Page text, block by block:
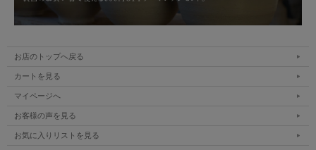
お店のトップへ戻る
カートを見る
マイページへ
お客様の声を見る
お気に入りリストを見る